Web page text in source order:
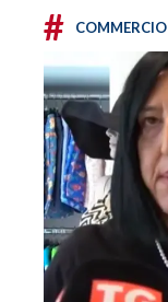
# COMMERCIO